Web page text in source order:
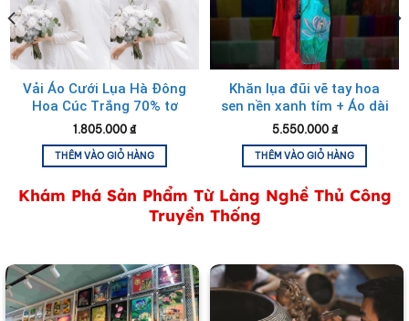
Vải Áo Cưới Lụa Hà Đông
Hoa Cúc Trắng 70% tơ
tằm MNV-LHD17
1.805.000 ₫
THÊM VÀO GIỎ HÀNG
Khăn lụa đũi vẽ tay hoa
sen nền xanh tím + Áo dài
Lụa Hà Đông và Hộp sơn
mài cao cấp
5.550.000 ₫
THÊM VÀO GIỎ HÀNG
Khám Phá Sản Phẩm Từ Làng Nghề Thủ Công
Truyền Thống